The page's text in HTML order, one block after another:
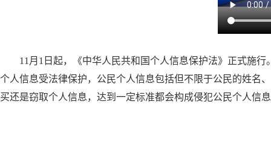
11月1日起，《中华人民共和国个人信息保护法》正式施
个人信息受法律保护，公民个人信息包括但不限于公民的姓名
买还是窃取个人信息，达到一定标准都会构成侵犯公民个人信